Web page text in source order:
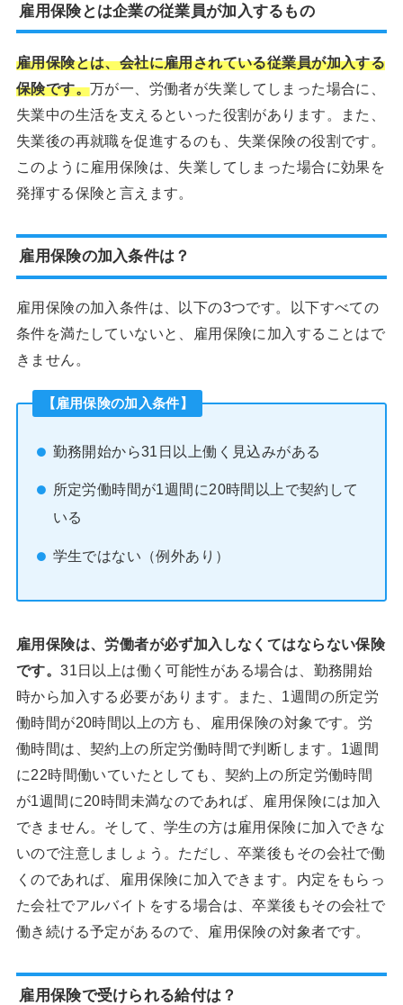
雇用保険とは企業の従業員が加入するもの
雇用保険とは、会社に雇用されている従業員が加入する
保険です。万が一、労働者が失業してしまった場合に、
失業中の生活を支えるといった役割があります。また、
失業後の再就職を促進するのも、失業保険の役割です。
このように雇用保険は、失業してしまった場合に効果を
発揮する保険と言えます。
雇用保険の加入条件は？
雇用保険の加入条件は、以下の3つです。以下すべての
条件を満たしていないと、雇用保険に加入することはで
きません。
【雇用保険の加入条件】
勤務開始から31日以上働く見込みがある
所定労働時間が1週間に20時間以上で契約して
いる
学生ではない（例外あり）
雇用保険は、労働者が必ず加入しなくてはならない保険
です。31日以上は働く可能性がある場合は、勤務開始
時から加入する必要があります。また、1週間の所定労
働時間が20時間以上の方も、雇用保険の対象です。労
働時間は、契約上の所定労働時間で判断します。1週間
に22時間働いていたとしても、契約上の所定労働時間
が1週間に20時間未満なのであれば、雇用保険には加入
できません。そして、学生の方は雇用保険に加入できな
いので注意しましょう。ただし、卒業後もその会社で働
くのであれば、雇用保険に加入できます。内定をもらっ
た会社でアルバイトをする場合は、卒業後もその会社で
働き続ける予定があるので、雇用保険の対象者です。
雇用保険で受けられる給付は？